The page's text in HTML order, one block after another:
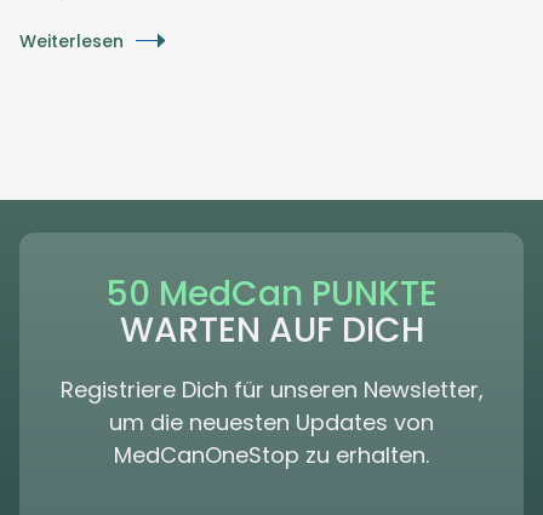
Weiterlesen
50 MedCan PUNKTE
WARTEN AUF DICH
Registriere Dich für unseren Newsletter,
um die neuesten Updates von
MedCanOneStop zu erhalten.